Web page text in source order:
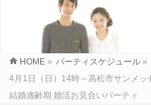
HOME » パーティスケジュール »
4月1日（日）14時～高松市サンメ
結婚適齢期 婚活お見合いパーティ